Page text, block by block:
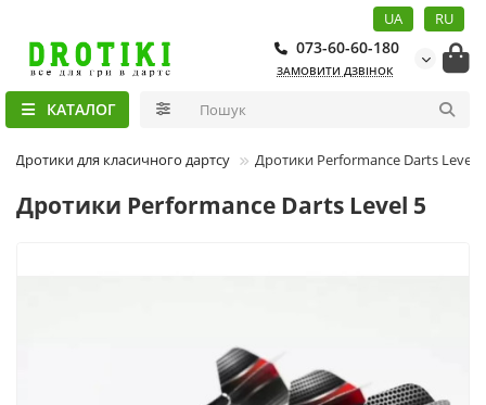
UA RU
073-60-60-180
ЗАМОВИТИ ДЗВІНОК
КАТАЛОГ
Дротики для класичного дартсу Дротики Performance Darts Level 5
Дротики Performance Darts Level 5